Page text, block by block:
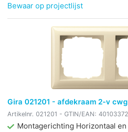
Bewaar op projectlijst
Gira 021201 - afdekraam 2-v
Artikelnr. 021201 - GTIN/EAN:
Montagerichting Horizontaal